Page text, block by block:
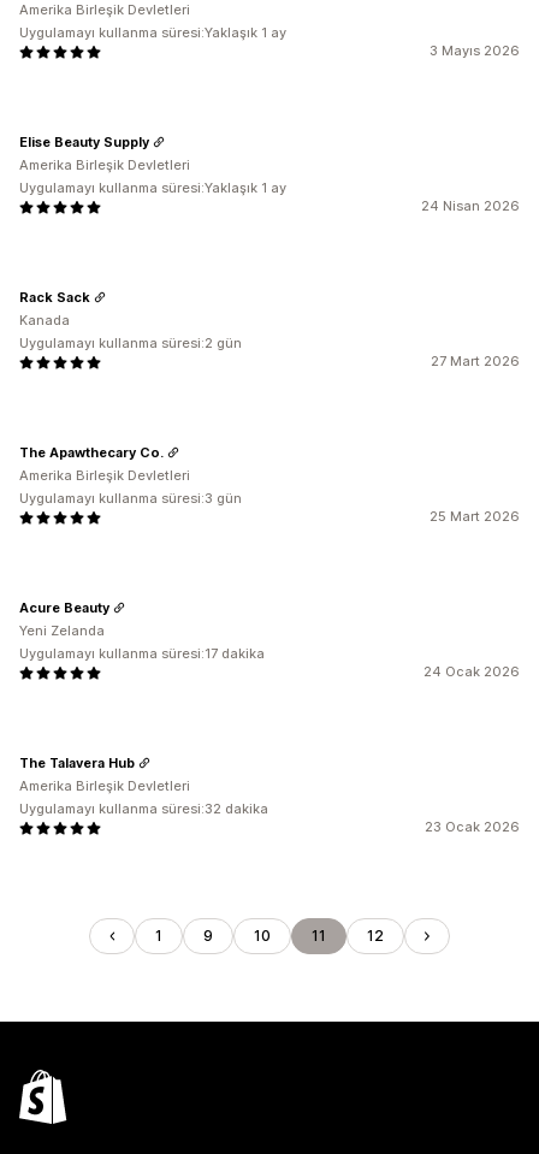
3 Mayıs 2026
Amerika Birleşik Devletleri
Uygulamayı kullanma süresi:Yaklaşık 1 ay
24 Nisan 2026
Elise Beauty Supply
Amerika Birleşik Devletleri
Uygulamayı kullanma süresi:Yaklaşık 1 ay
27 Mart 2026
Rack Sack
Kanada
Uygulamayı kullanma süresi:2 gün
25 Mart 2026
The Apawthecary Co.
Amerika Birleşik Devletleri
Uygulamayı kullanma süresi:3 gün
24 Ocak 2026
Acure Beauty
Yeni Zelanda
Uygulamayı kullanma süresi:17 dakika
23 Ocak 2026
The Talavera Hub
Amerika Birleşik Devletleri
Uygulamayı kullanma süresi:32 dakika
1 9 10 11 12